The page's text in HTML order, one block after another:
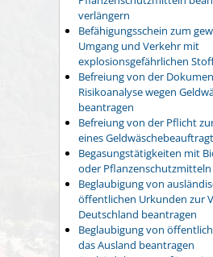
verlängern
Befähigungsschein zum
Umgang und Verkehr mit
explosionsgefährlichen
Befreiung von der
Risikoanalyse wegen
beantragen
Befreiung von der Pflicht
eines
Begasungstätigkeiten mit
oder Pflanzenschutzmitteln
Beglaubigung von
öffentlichen Urkunden zur
Deutschland beantragen
Beglaubigung von
das Ausland beantragen